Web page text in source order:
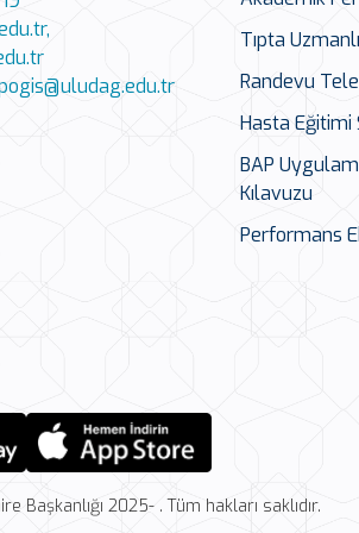
Tıpta
Randevu
Hasta Eğitimi
BAP
Kılavuzu
Performans
Başkanlığı 2025- . Tüm hakları saklıdır.